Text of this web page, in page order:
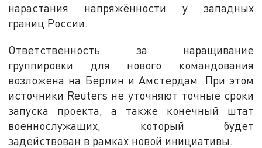
нарастания напряжённости у западных
границ России.
Ответственность за наращивание
группировки для нового командования
возложена на Берлин и Амстердам. При этом
источники Reuters не уточняют точные сроки
запуска проекта, а также конечный штат
военнослужащих, который будет
задействован в рамках новой инициативы.